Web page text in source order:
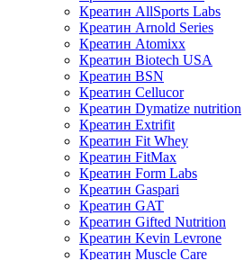
Креатин AllSports Labs
Креатин Arnold Series
Креатин Atomixx
Креатин Biotech USA
Креатин BSN
Креатин Cellucor
Креатин Dymatize nutrition
Креатин Extrifit
Креатин Fit Whey
Креатин FitMax
Креатин Form Labs
Креатин Gaspari
Креатин GAT
Креатин Gifted Nutrition
Креатин Kevin Levrone
Креатин Muscle Care